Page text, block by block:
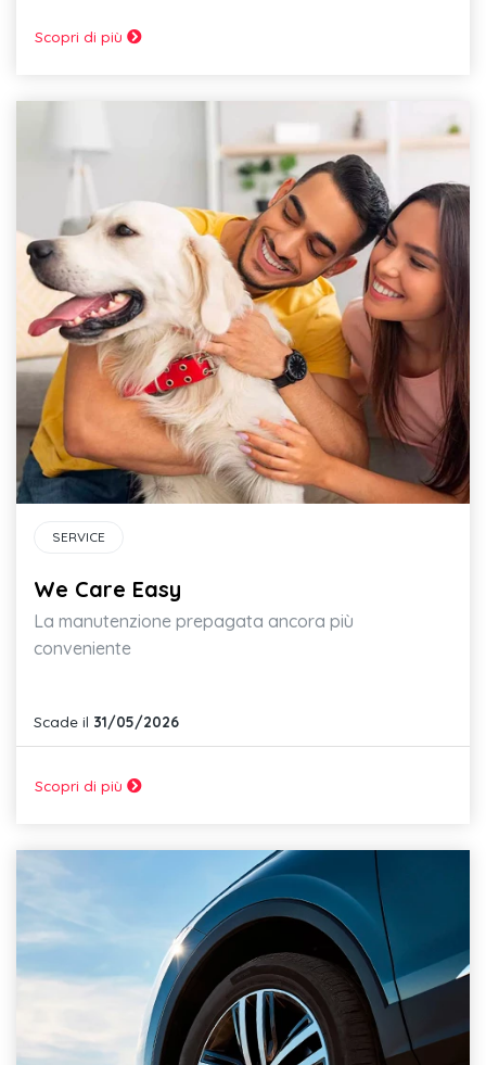
Scopri di più
SERVICE
We Care Easy
La manutenzione prepagata ancora più
conveniente
Scade il 31/05/2026
Scopri di più